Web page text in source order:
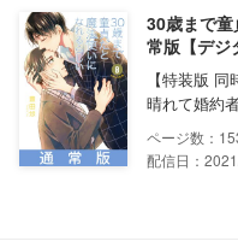
30歳まで
常版【デジ
【特装版
晴れて婚約
配信日：